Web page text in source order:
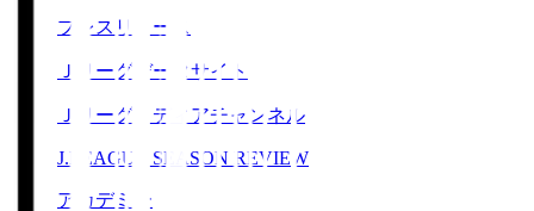
プレスリリース
Ｊリーグデータサイト
Ｊリーグメディアチャンネル
J.LEAGUE SEASON REVIEW
アカデミー